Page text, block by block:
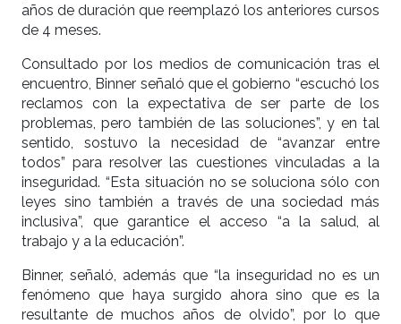
años de duración que reemplazó los anteriores cursos
de 4 meses.
Consultado por los medios de comunicación tras el
encuentro, Binner señaló que el gobierno “escuchó los
reclamos con la expectativa de ser parte de los
problemas, pero también de las soluciones”, y en tal
sentido, sostuvo la necesidad de “avanzar entre
todos” para resolver las cuestiones vinculadas a la
inseguridad. “Esta situación no se soluciona sólo con
leyes sino también a través de una sociedad más
inclusiva”, que garantice el acceso “a la salud, al
trabajo y a la educación”.
Binner, señaló, además que “la inseguridad no es un
fenómeno que haya surgido ahora sino que es la
resultante de muchos años de olvido”, por lo que